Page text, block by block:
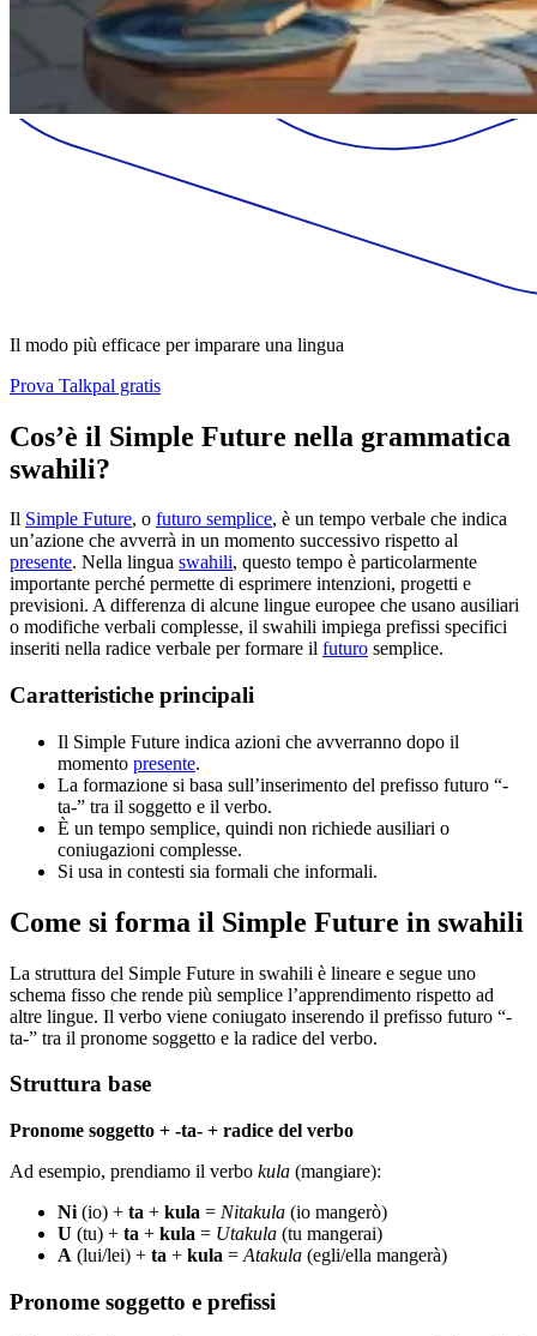
Il modo più efficace per imparare una lingua
Prova Talkpal gratis
Cos’è il Simple Future nella grammatica
swahili?
Il Simple Future, o futuro semplice, è un tempo verbale che indica
un’azione che avverrà in un momento successivo rispetto al
presente. Nella lingua swahili, questo tempo è particolarmente
importante perché permette di esprimere intenzioni, progetti e
previsioni. A differenza di alcune lingue europee che usano ausiliari
o modifiche verbali complesse, il swahili impiega prefissi specifici
inseriti nella radice verbale per formare il futuro semplice.
Caratteristiche principali
Il Simple Future indica azioni che avverranno dopo il
momento presente.
La formazione si basa sull’inserimento del prefisso futuro “-
ta-” tra il soggetto e il verbo.
È un tempo semplice, quindi non richiede ausiliari o
coniugazioni complesse.
Si usa in contesti sia formali che informali.
Come si forma il Simple Future in swahili
La struttura del Simple Future in swahili è lineare e segue uno
schema fisso che rende più semplice l’apprendimento rispetto ad
altre lingue. Il verbo viene coniugato inserendo il prefisso futuro “-
ta-” tra il pronome soggetto e la radice del verbo.
Struttura base
Pronome soggetto + -ta- + radice del verbo
Ad esempio, prendiamo il verbo kula (mangiare):
Ni (io) + ta + kula = Nitakula (io mangerò)
U (tu) + ta + kula = Utakula (tu mangerai)
A (lui/lei) + ta + kula = Atakula (egli/ella mangerà)
Pronome soggetto e prefissi